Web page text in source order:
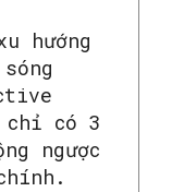
hướng
chỉ có 3
ngược